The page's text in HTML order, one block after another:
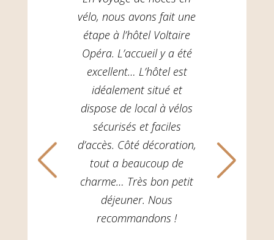
vélo, nous avons fait une
étape à l’hôtel Voltaire
Opéra. L’accueil y a été
excellent… L’hôtel est
idéalement situé et
dispose de local à vélos
sécurisés et faciles
d’accès. Côté décoration,
tout a beaucoup de
charme… Très bon petit
déjeuner. Nous
recommandons !